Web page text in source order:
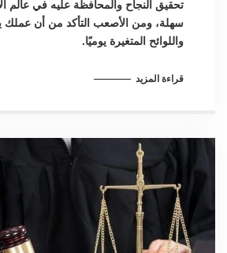
تحقيق النجاح والمحافظة عليه في عالم
سهلة، ومن الأصعب التأكد من أن عملك
واللوائح المتغيرة يوميًا.
قراءة المزيد